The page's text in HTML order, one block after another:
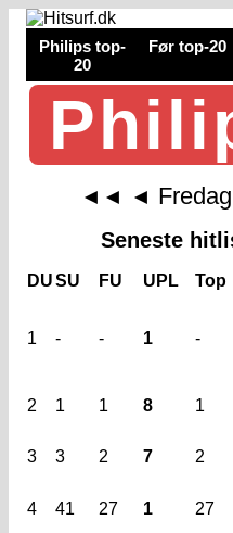
Philips top-
20
Før top-20
◄◄ ◄
Seneste
DUSU FU UPL Top
1 - - 1 -
2 1 1 8 1
3 3 2 7 2
4
41 27 1 27